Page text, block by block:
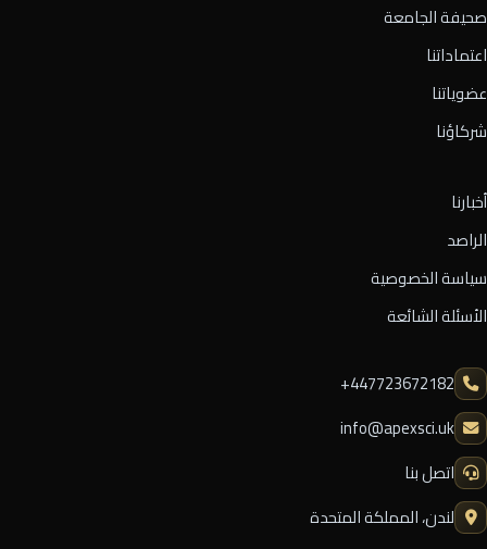
صحيفة الجامعة
اعتماداتنا
عضوياتنا
شركاؤنا
أخبارنا
الراصد
سياسة الخصوصية
الأسئلة الشائعة
⁦+447723672182⁩
info@apexsci.uk
اتصل بنا
لندن، المملكة المتحدة